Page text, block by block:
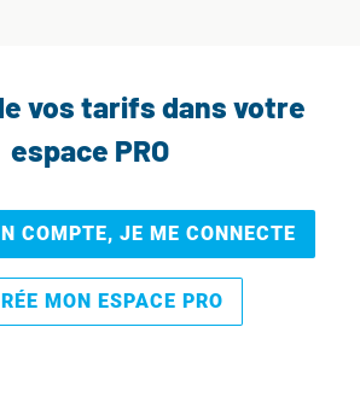
vos tarifs dans votre
espace PRO
COMPTE, JE ME CONNECTE
MON ESPACE PRO